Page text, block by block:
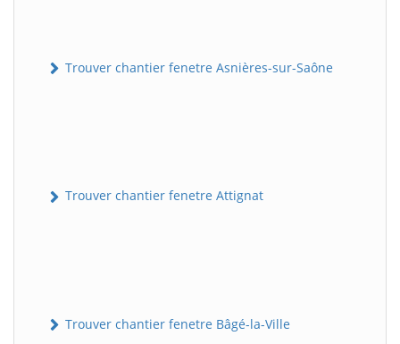
Trouver chantier fenetre Asnières-sur-Saône
Trouver chantier fenetre Attignat
Trouver chantier fenetre Bâgé-la-Ville